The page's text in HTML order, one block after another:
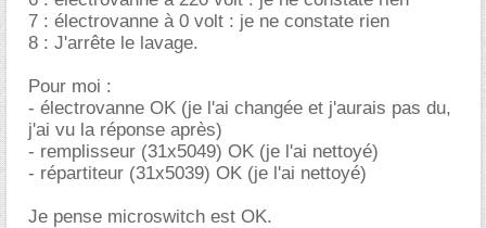
7 : électrovanne à 0 volt : je ne constate rien
8 : J'arrête le lavage.
Pour moi :
- électrovanne OK (je l'ai changée et j'aurais pas du,
j'ai vu la réponse après)
- remplisseur (31x5049) OK (je l'ai nettoyé)
- répartiteur (31x5039) OK (je l'ai nettoyé)
Je pense microswitch est OK.